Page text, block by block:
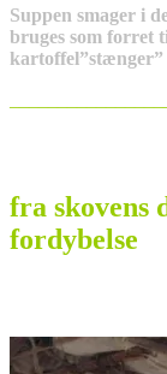
Suppen smager i
bruges som forret
kartoffel”stænger”
fra skovens
fordybelse